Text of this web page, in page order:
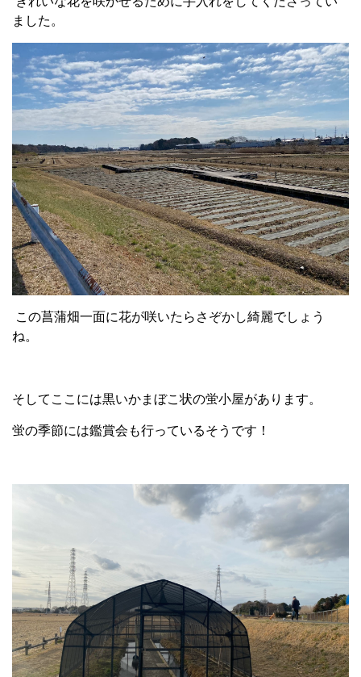
ました。
この菖蒲畑一面に花が咲いたらさぞかし綺麗でしょう
ね。
そしてここには黒いかまぼこ状の蛍小屋があります。
蛍の季節には鑑賞会も行っているそうです！